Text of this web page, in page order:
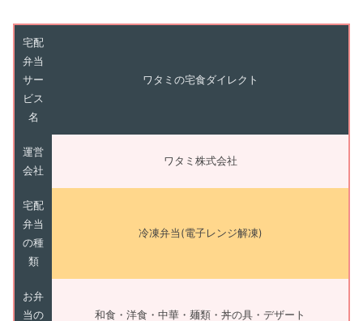
宅配
弁当
サー
ビス
名
ワタミの宅食ダイレクト
運営
会社
ワタミ株式会社
宅配
弁当
の種
類
冷凍弁当(電子レンジ解凍)
お弁
当の
和食・洋食・中華・麺類・丼の具・デザート